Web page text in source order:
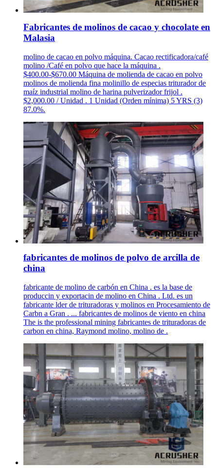
Fabricantes de molinos de cacao y chocolate en
Malasia
molino de cacao en polvo máquina. Cacao rectificadora/café
molino /Café en polvo que hace la máquina .
$400.00-$670.00 Máquina de molienda de cacao en polvo
molinos de molienda fina molinillo de especias triturador de
maíz industrial molino de harina pulverizador frijol .
$2,000.00 / Unidad . 1 Unidad (Orden mínima) 5 YRS (3)
87.0%.
fabricantes de molinos de polvo de arcilla de
china
fabricante de molino de carbón en China . es la base de
produccin y exportacin de molino en China . Ltd. es un
fabricante lder de trituradoras y molinos en Procesamiento de
Carbn a Gran . ... fabricantes de molinos de viento en china
The is the professional mining fabricantes de trituradoras de
carbon en china, Raymond molino, molino de .